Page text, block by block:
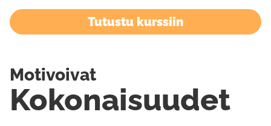
Tutustu kurssiin
Kokonaisuudet
Motivoivat